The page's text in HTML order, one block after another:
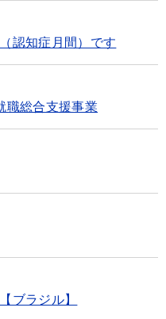
認知症月間）です
職総合支援事業
ブラジル】